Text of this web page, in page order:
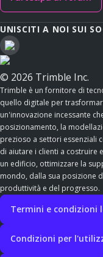
UNISCITI A NOI SUI
© 2026 Trimble Inc.
Trimble è un fornitore di
quello digitale per
un'innovazione incessante
posizionamento, la
prezioso a settori essenziali
di aiutare i clienti a costruire
un edificio, ottimizzare la
mondo, dalla sua posizione
produttività e del progresso.
Termini e condizioni
Condizioni per